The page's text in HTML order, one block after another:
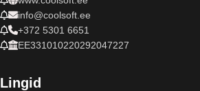
info@coolsoft.ee
+372 5301 6651
EE331010220292047227
Lingid